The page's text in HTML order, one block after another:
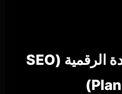
خطط السيادة الرقمية (SEO